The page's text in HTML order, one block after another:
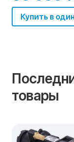
Купить в
товары